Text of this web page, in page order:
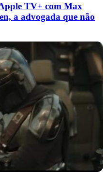
TV+ com Max
a advogada que não